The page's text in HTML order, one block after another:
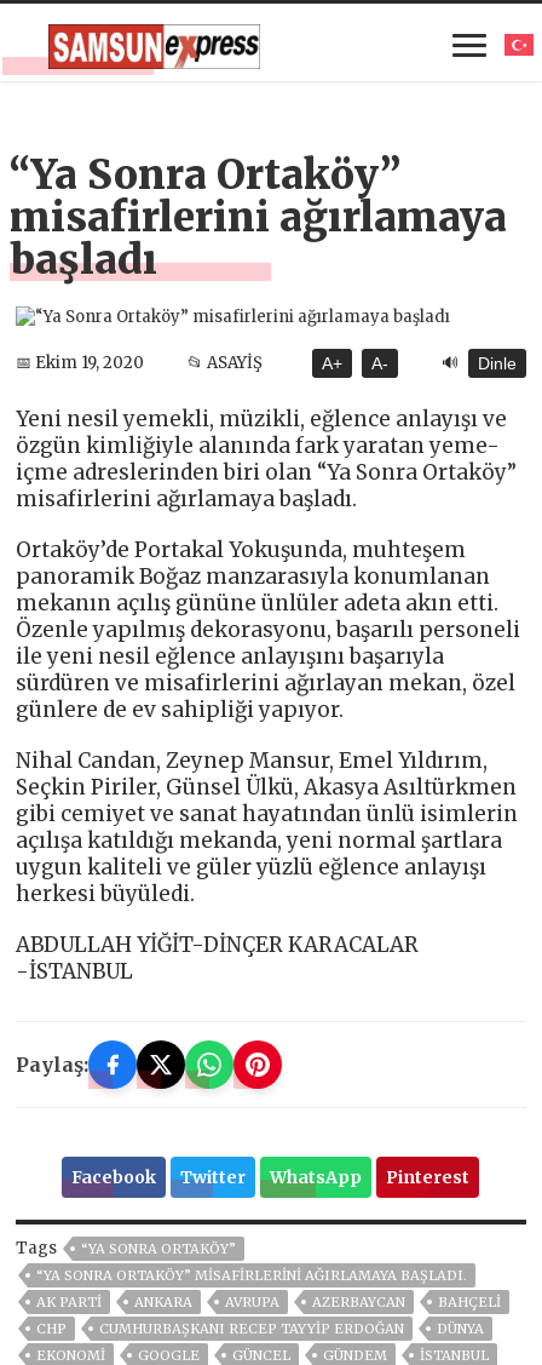
“Ya Sonra Ortaköy”
misafirlerini ağırlamaya
başladı
📅 Ekim 19, 2020 📂 ASAYİŞ A+ A- 🔊 Dinle
Yeni nesil yemekli, müzikli, eğlence anlayışı ve
özgün kimliğiyle alanında fark yaratan yeme-
içme adreslerinden biri olan “Ya Sonra Ortaköy”
misafirlerini ağırlamaya başladı.
Ortaköy’de Portakal Yokuşunda, muhteşem
panoramik Boğaz manzarasıyla konumlanan
mekanın açılış gününe ünlüler adeta akın etti.
Özenle yapılmış dekorasyonu, başarılı personeli
ile yeni nesil eğlence anlayışını başarıyla
sürdüren ve misafirlerini ağırlayan mekan, özel
günlere de ev sahipliği yapıyor.
Nihal Candan, Zeynep Mansur, Emel Yıldırım,
Seçkin Piriler, Günsel Ülkü, Akasya Asıltürkmen
gibi cemiyet ve sanat hayatından ünlü isimlerin
açılışa katıldığı mekanda, yeni normal şartlara
uygun kaliteli ve güler yüzlü eğlence anlayışı
herkesi büyüledi.
ABDULLAH YİĞİT-DİNÇER KARACALAR
-İSTANBUL
Paylaş:
Facebook Twitter WhatsApp Pinterest
Tags
“YA SONRA ORTAKÖY”
“YA SONRA ORTAKÖY” MISAFIRLERINI AĞIRLAMAYA BAŞLADI.
AK PARTİ
ANKARA AVRUPA AZERBAYCAN
BAHÇELİ
CHP
CUMHURBAŞKANI RECEP TAYYIP ERDOĞAN
DÜNYA
EKONOMİ
GOOGLE GÜNCEL GÜNDEM
ISTANBUL